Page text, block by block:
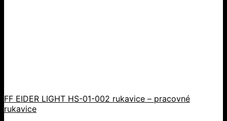
FF EIDER LIGHT HS-01-002 rukavice – pracovné
rukavice